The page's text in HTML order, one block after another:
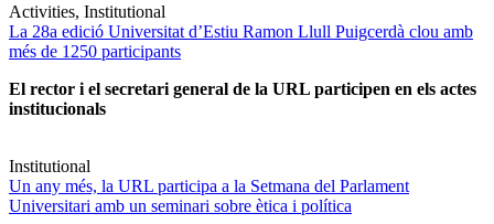
Activities, Institutional
La 28a edició Universitat d’Estiu Ramon Llull Puigcerdà clou amb
més de 1250 participants
El rector i el secretari general de la URL participen en els actes
institucionals
Institutional
Un any més, la URL participa a la Setmana del Parlament
Universitari amb un seminari sobre ètica i política